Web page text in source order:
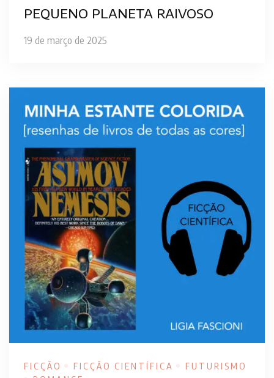
pequeno planeta raivoso
19 de março de 2025
FICÇÃO FICÇÃO CIENTÍFICA
FUTURISMO